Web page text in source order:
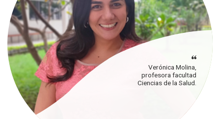
Verónica Molina,
profesora facultad
Ciencias de la Salud.